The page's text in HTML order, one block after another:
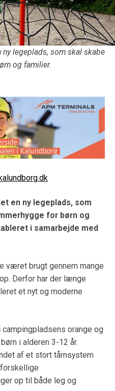
legeplads, som skal skabe
og familier.
en ny legeplads, som
for børn og
i samarbejde med
været brugt gennem mange
Derfor har der længe
et nyt og moderne
orange og
i alderen 3-12 år.
af et stort tårnsystem
op til både leg og